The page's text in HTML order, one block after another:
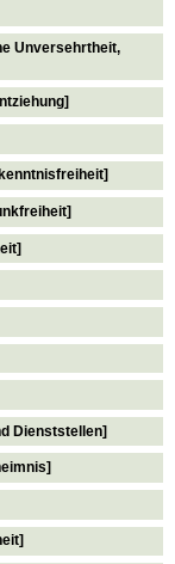
Unversehrtheit,
Dienststellen]